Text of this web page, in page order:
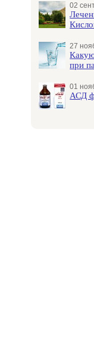
02
27
при
01
АСД